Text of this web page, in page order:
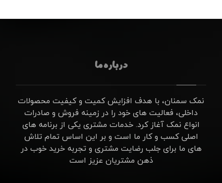
درباره ما
نمک سمنان، با هدف افزایش کمیت و کیفیت محصولات
داخلی، فعالیت های خود را در زمینه فروش و صادرات
انواع نمک آغاز کرد. خدمات مشتری یکی از برنامه های
اصلی کسب و کار ما است و بر این اساس تمام تلاش
های ما برای جلب رضایت مشتری و تجربه خرید خوب در
ذهن مشتریان عزیز است